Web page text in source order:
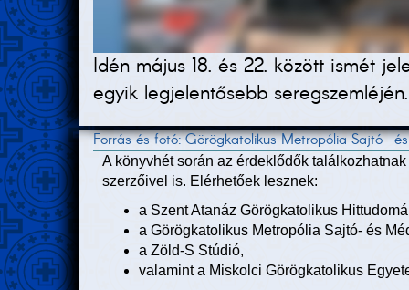
Idén május 18. és 22. között ismét
egyik legjelentősebb seregszemléjén.
Forrás és fotó: Görögkatolikus Metropólia Sajtó-
A könyvhét során az érdeklődők
szerzőivel is. Elérhetőek lesznek:
a Szent Atanáz Görögkatolikus
a Görögkatolikus Metropólia Sajtó- és
a Zöld-S Stúdió,
valamint a Miskolci Görögkatolikus